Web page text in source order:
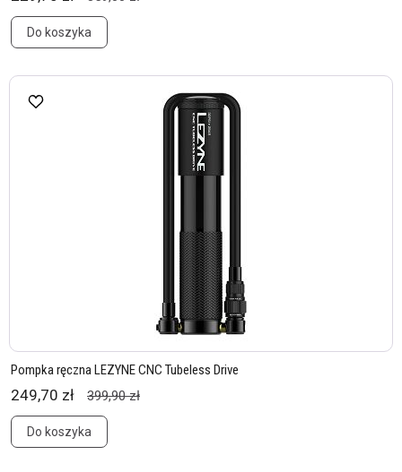
Do koszyka
Pompka ręczna LEZYNE CNC Tubeless Drive
249,70 zł 399,90 zł
Do koszyka